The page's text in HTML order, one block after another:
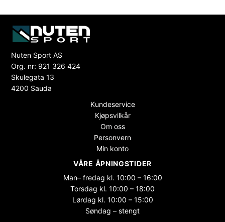
Nuten Sport AS
Org. nr: 921 326 424
Skulegata 13
4200 Sauda
Kundeservice
Kjøpsvilkår
Om oss
Personvern
Min konto
VÅRE ÅPNINGSTIDER
Man– fredag kl. 10:00 – 16:00
Torsdag kl. 10:00 – 18:00
Lørdag kl. 10:00 – 15:00
Søndag – stengt